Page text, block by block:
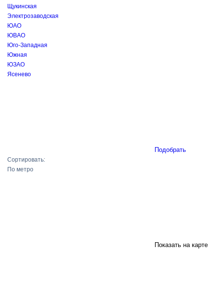
Щукинская
Электрозаводская
ЮАО
ЮВАО
Юго-Западная
Южная
ЮЗАО
Ясенево
Подобрать
Сортировать:
По метро
Показать на карте